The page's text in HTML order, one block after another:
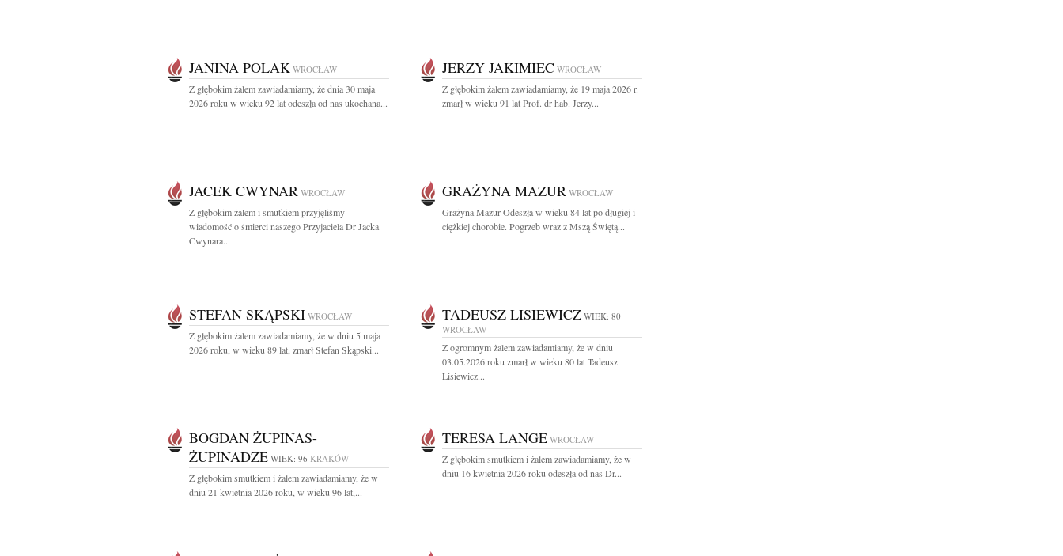
JANINA POLAK WROCŁAW
Z głębokim żalem zawiadamiamy, że dnia 30 maja
2026 roku w wieku 92 lat odeszła od nas ukochana...
JERZY JAKIMIEC WROCŁAW
Z głębokim żalem zawiadamiamy, że 19 maja 2026 r.
zmarł w wieku 91 lat Prof. dr hab. Jerzy...
JACEK CWYNAR WROCŁAW
Z głębokim żalem i smutkiem przyjęliśmy
wiadomość o śmierci naszego Przyjaciela Dr Jacka
Cwynara...
GRAŻYNA MAZUR WROCŁAW
Grażyna Mazur Odeszła w wieku 84 lat po długiej i
ciężkiej chorobie. Pogrzeb wraz z Mszą Świętą...
STEFAN SKĄPSKI WROCŁAW
Z głębokim żalem zawiadamiamy, że w dniu 5 maja
2026 roku, w wieku 89 lat, zmarł Stefan Skąpski...
TADEUSZ LISIEWICZ WIEK: 80
WROCŁAW
Z ogromnym żalem zawiadamiamy, że w dniu
03.05.2026 roku zmarł w wieku 80 lat Tadeusz
Lisiewicz...
BOGDAN ŻUPINAS-
ŻUPINADZE WIEK: 96 KRAKÓW
Z głębokim smutkiem i żalem zawiadamiamy, że w
dniu 21 kwietnia 2026 roku, w wieku 96 lat,...
TERESA LANGE WROCŁAW
Z głębokim smutkiem i żalem zawiadamiamy, że w
dniu 16 kwietnia 2026 roku odeszła od nas Dr...